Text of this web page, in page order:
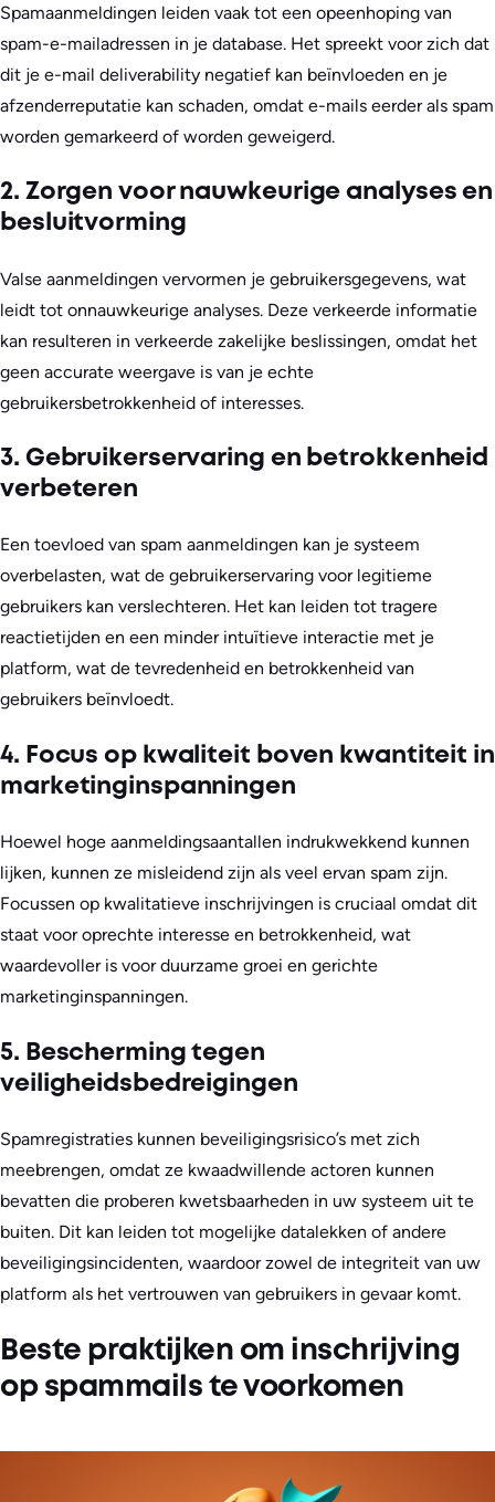
Spamaanmeldingen leiden vaak tot een opeenhoping van
spam-e-mailadressen in je database. Het spreekt voor zich dat
dit je e-mail deliverability negatief kan beïnvloeden en je
afzenderreputatie kan schaden, omdat e-mails eerder als spam
worden gemarkeerd of worden geweigerd.
2. Zorgen voor nauwkeurige analyses en
besluitvorming
Valse aanmeldingen vervormen je gebruikersgegevens, wat
leidt tot onnauwkeurige analyses. Deze verkeerde informatie
kan resulteren in verkeerde zakelijke beslissingen, omdat het
geen accurate weergave is van je echte
gebruikersbetrokkenheid of interesses.
3. Gebruikerservaring en betrokkenheid
verbeteren
Een toevloed van spam aanmeldingen kan je systeem
overbelasten, wat de gebruikerservaring voor legitieme
gebruikers kan verslechteren. Het kan leiden tot tragere
reactietijden en een minder intuïtieve interactie met je
platform, wat de tevredenheid en betrokkenheid van
gebruikers beïnvloedt.
4. Focus op kwaliteit boven kwantiteit in
marketinginspanningen
Hoewel hoge aanmeldingsaantallen indrukwekkend kunnen
lijken, kunnen ze misleidend zijn als veel ervan spam zijn.
Focussen op kwalitatieve inschrijvingen is cruciaal omdat dit
staat voor oprechte interesse en betrokkenheid, wat
waardevoller is voor duurzame groei en gerichte
marketinginspanningen.
5. Bescherming tegen
veiligheidsbedreigingen
Spamregistraties kunnen beveiligingsrisico’s met zich
meebrengen, omdat ze kwaadwillende actoren kunnen
bevatten die proberen kwetsbaarheden in uw systeem uit te
buiten. Dit kan leiden tot mogelijke datalekken of andere
beveiligingsincidenten, waardoor zowel de integriteit van uw
platform als het vertrouwen van gebruikers in gevaar komt.
Beste praktijken om inschrijving
op spammails te voorkomen